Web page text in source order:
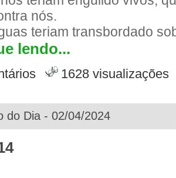
nós.
teriam transbordado
lendo...
1628 visualizações
do Dia - 02/04/2024